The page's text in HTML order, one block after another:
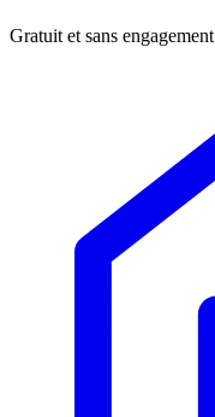
Gratuit et sans engagement